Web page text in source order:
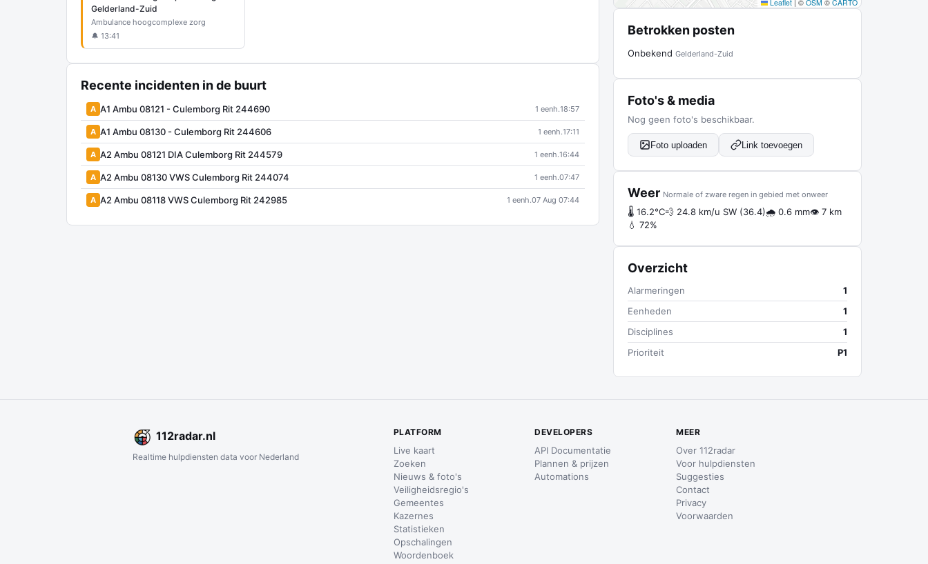
Gelderland-Zuid
Ambulance hoogcomplexe zorg
🔔 13:41
Recente incidenten in de buurt
A A1 Ambu 08121 - Culemborg Rit 244690 1 eenh.18:57
A A1 Ambu 08130 - Culemborg Rit 244606 1 eenh.17:11
A A2 Ambu 08121 DIA Culemborg Rit 244579 1 eenh.16:44
A A2 Ambu 08130 VWS Culemborg Rit 244074 1 eenh.07:47
A A2 Ambu 08118 VWS Culemborg Rit 242985 1 eenh.07 Aug 07:44
Leaflet | © OSM © CARTO
Betrokken posten
Onbekend Gelderland-Zuid
Foto's & media
Nog geen foto's beschikbaar.
Foto uploaden Link toevoegen
Weer Normale of zware regen in gebied met onweer
🌡 16.2°C💨 24.8 km/u SW (36.4)🌧 0.6 mm👁 7 km
💧 72%
Overzicht
Alarmeringen
1
Eenheden
1
Disciplines
1
Prioriteit
P1
112radar.nl
Realtime hulpdiensten data voor Nederland
PLATFORM
Live kaart
Zoeken
Nieuws & foto's
Veiligheidsregio's
Gemeentes
Kazernes
Statistieken
Opschalingen
Woordenboek
DEVELOPERS
API Documentatie
Plannen & prijzen
Automations
MEER
Over 112radar
Voor hulpdiensten
Suggesties
Contact
Privacy
Voorwaarden